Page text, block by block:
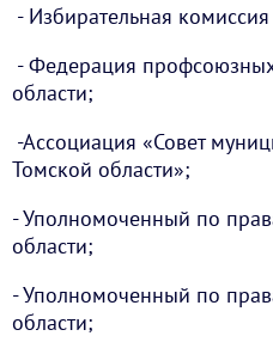
- Избирательная
- Федерация
области;
-Ассоциация «Совет
Томской области»;
- Уполномоченный по
области;
- Уполномоченный по
области;